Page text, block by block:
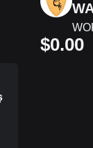
$0.00